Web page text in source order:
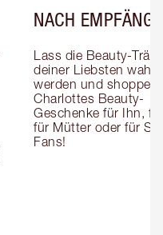
NACH
Lass die Beauty-
deiner Liebsten wahr
werden und shoppe
Charlottes Beauty-
Geschenke für Ihn,
für Mütter oder für
Fans!